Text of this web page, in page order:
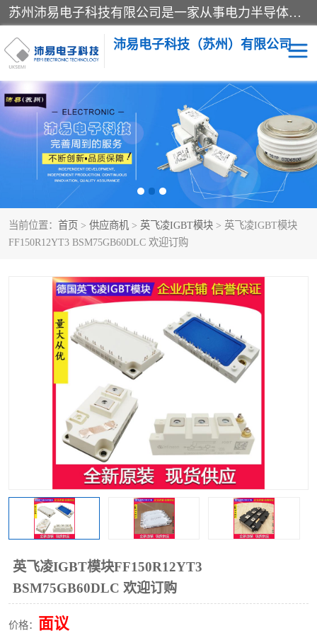
苏州沛易电子科技有限公司是一家从事电力半导体器件和电子元器件的专业代理及分销商，产品包括：IGBT模块、IPM模块、PIM模块、二极管、三极管、可控硅、整流桥、IGBT单管、IGBT电路驱动板、GTR达林顿模块、快恢复二极管、肖特基二极管、熔断器、IC集成电路、快速熔断器等。
沛易电子科技（苏州）有限公司
当前位置： 首页 > 供应商机 > 英飞凌IGBT模块 > 英飞凌IGBT模块
FF150R12YT3 BSM75GB60DLC 欢迎订购
英飞凌IGBT模块FF150R12YT3
BSM75GB60DLC 欢迎订购
价格： 面议
西门康 英飞凌
快恢复二极管 英飞凌IGBT模块
英飞凌可控硅模块 IXYS艾赛斯可控硅
SEMIKRON西门康IGBT SEMIKRON西门康可控硅
器
MOS管场效应管 晶闸管